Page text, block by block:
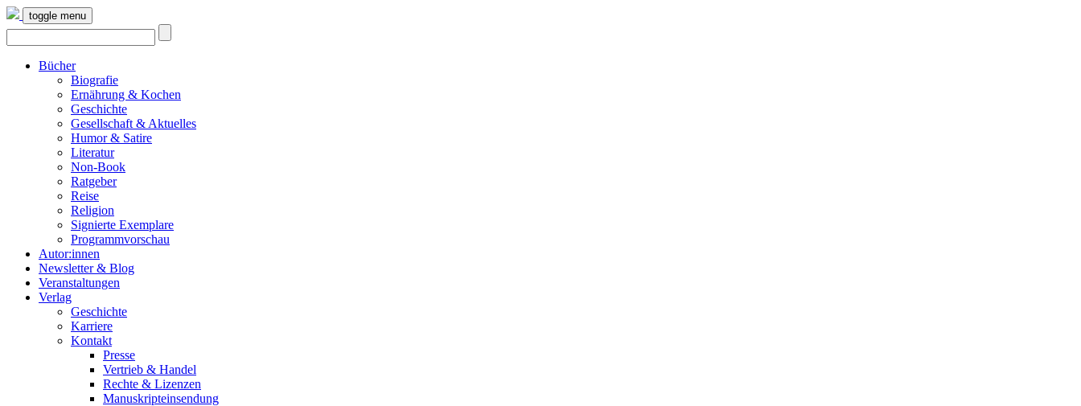
toggle menu
Bücher
Biografie
Ernährung & Kochen
Geschichte
Gesellschaft & Aktuelles
Humor & Satire
Literatur
Non-Book
Ratgeber
Reise
Religion
Signierte Exemplare
Programmvorschau
Autor:innen
Newsletter & Blog
Veranstaltungen
Verlag
Geschichte
Karriere
Kontakt
Presse
Vertrieb & Handel
Rechte & Lizenzen
Manuskripteinsendung